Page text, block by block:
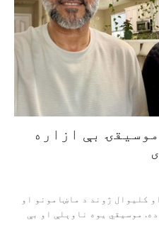
بې‌ ازاره
کلیوال ژوند د ماښامونو او
موسیقي یوه ناوېلې او بې‌